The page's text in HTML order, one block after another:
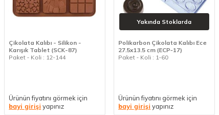
Çikolata Kalıbı - Silikon -
Karışık Tablet (SCK-87)
Paket - Koli : 12-144
Ürünün fiyatını görmek için
bayi girişi yapınız
Yakında Stoklarda
Polikarbon Çikolata Kalıbı Ece
27.5x13.5 cm (ECP-17)
Paket - Koli : 1-60
Ürünün fiyatını görmek için
bayi girişi yapınız